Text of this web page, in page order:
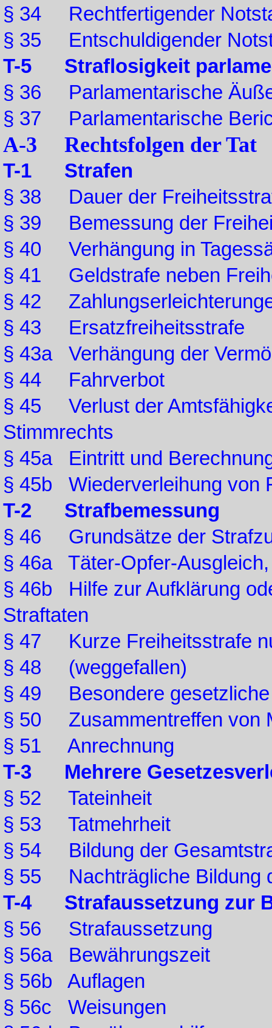
§ 34 Rechtfertigender
§ 35 Entschuldigender
T-5 Straflosigkeit
§ 36 Parlamentarische
§ 37 Parlamentarische
A-3 Rechtsfolgen der Tat
T-1 Strafen
§ 38 Dauer der
§ 39 Bemessung der
§ 40 Verhängung in
§ 41 Geldstrafe neben
§ 42
§ 43 Ersatzfreiheitsstrafe
§ 43a Verhängung der
§ 44 Fahrverbot
§ 45 Verlust der
Stimmrechts
§ 45a Eintritt und
§ 45b Wiederverleihung von
T-2 Strafbemessung
§ 46 Grundsätze der
§ 46a Täter-Opfer-
§ 46b Hilfe zur Aufklärung
Straftaten
§ 47 Kurze Freiheitsstrafe
§ 48 (weggefallen)
§ 49 Besondere gesetzliche
§ 50 Zusammentreffen von
§ 51 Anrechnung
T-3 Mehrere
§ 52 Tateinheit
§ 53 Tatmehrheit
§ 54 Bildung der
§ 55 Nachträgliche Bildung
T-4 Strafaussetzung zur
§ 56 Strafaussetzung
§ 56a Bewährungszeit
§ 56b Auflagen
§ 56c Weisungen